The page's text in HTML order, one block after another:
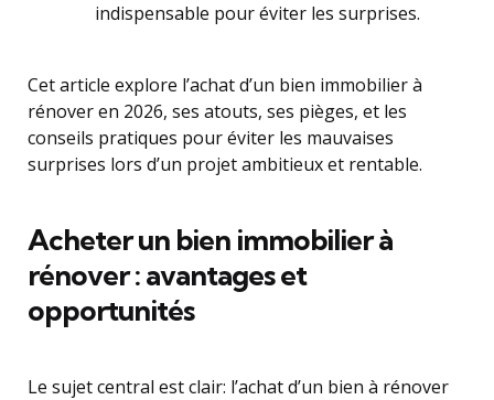
indispensable pour éviter les surprises.
Cet article explore l’achat d’un bien immobilier à
rénover en 2026, ses atouts, ses pièges, et les
conseils pratiques pour éviter les mauvaises
surprises lors d’un projet ambitieux et rentable.
Acheter un bien immobilier à
rénover : avantages et
opportunités
Le sujet central est clair: l’achat d’un bien à rénover